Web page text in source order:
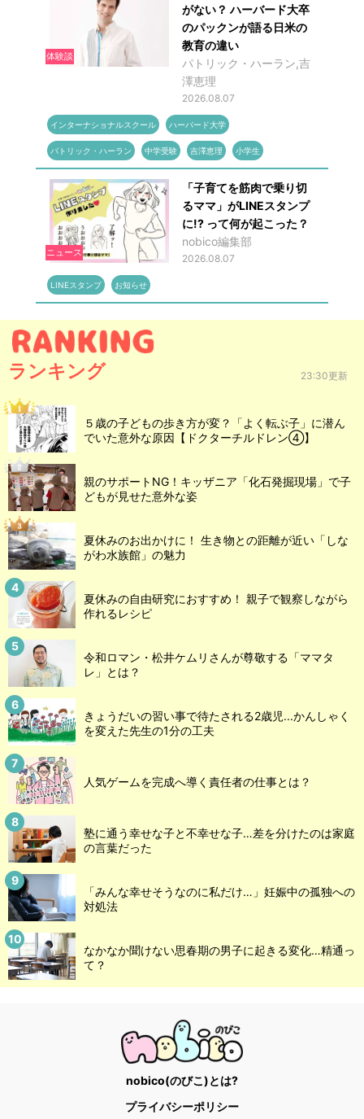
体験談
がない？ ハーバード大卒
のパックンが語る日米の
教育の違い
パトリック・ハーラン,吉
澤恵理
2026.08.07
インターナショナルスクール ハーバード大学
パトリック・ハーラン 中学受験 吉澤恵理 小学生
ニュース
「子育てを筋肉で乗り切
るママ」がLINEスタンプ
に!? って何が起こった？
nobico編集部
2026.08.07
LINEスタンプ お知らせ
ランキング 23:30更新
５歳の子どもの歩き方が変？「よく転ぶ子」に潜ん
でいた意外な原因【ドクターチルドレン④】
親のサポートNG！キッザニア「化石発掘現場」で子
どもが見せた意外な姿
夏休みのお出かけに！ 生き物との距離が近い「しな
がわ水族館」の魅力
夏休みの自由研究におすすめ！ 親子で観察しながら
作れるレシピ
令和ロマン・松井ケムリさんが尊敬する「ママタ
レ」とは？
きょうだいの習い事で待たされる2歳児...かんしゃく
を変えた先生の1分の工夫
人気ゲームを完成へ導く責任者の仕事とは？
塾に通う幸せな子と不幸せな子…差を分けたのは家庭
の言葉だった
「みんな幸せそうなのに私だけ…」妊娠中の孤独への
対処法
なかなか聞けない思春期の男子に起きる変化…精通っ
て？
nobico(のびこ)とは?
プライバシーポリシー